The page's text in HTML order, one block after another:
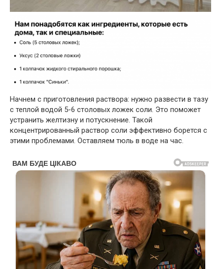
Начнем с приготовления раствора: нужно развести в тазу
с теплой водой 5-6 столовых ложек соли. Это поможет
устранить желтизну и потускнение. Такой
концентрированный раствор соли эффективно борется с
этими проблемами. Оставляем тюль в воде на час.